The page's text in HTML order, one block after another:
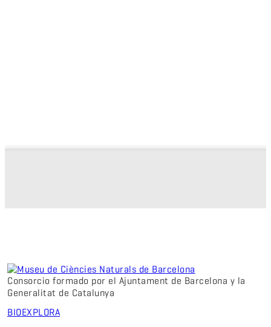
Consorcio formado por el Ajuntament de Barcelona y la
Generalitat de Catalunya
BIOEXPLORA